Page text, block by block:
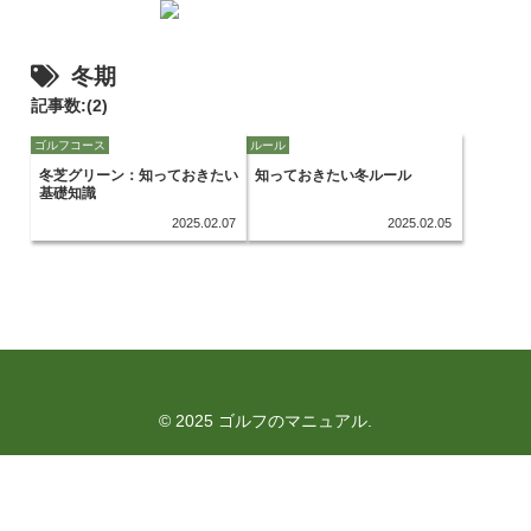
冬期
記事数:(2)
ゴルフコース
冬芝グリーン：知っておきたい
基礎知識
2025.02.07
ルール
知っておきたい冬ルール
2025.02.05
© 2025 ゴルフのマニュアル.